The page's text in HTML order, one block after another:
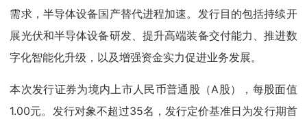
需求，半导体设备国产替代进程加速。发行目的包括持续开
展光伏和半导体设备研发、提升高端装备交付能力、推进数
字化智能化升级，以及增强资金实力促进业务发展。
本次发行证券为境内上市人民币普通股（A股），每股面值
1.00元。发行对象不超过35名，发行定价基准日为发行期首